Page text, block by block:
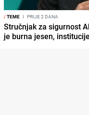
/TEME I PRIJE 2 DANA
Stručnjak za sigurnost
je burna jesen,